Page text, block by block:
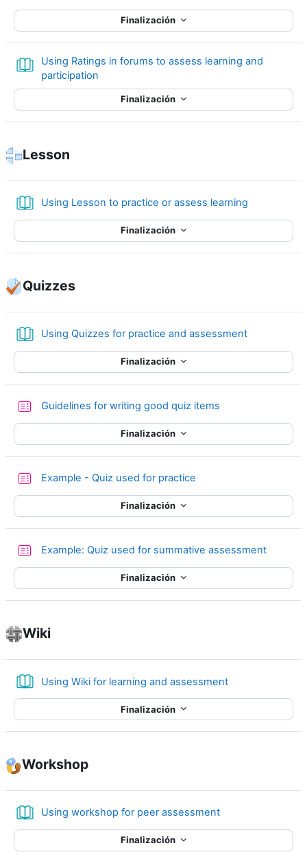
Finalización
Using Ratings in forums to assess learning and
participation
Finalización
Lesson
Using Lesson to practice or assess learning
Finalización
Quizzes
Using Quizzes for practice and assessmentLibro
Finalización
Guidelines for writing good quiz items
Finalización
Example - Quiz used for practice
Finalización
Example: Quiz used for summative assessment
Finalización
Wiki
Using Wiki for learning and assessmentLibro
Finalización
Workshop
Using workshop for peer assessmentLibro
Finalización